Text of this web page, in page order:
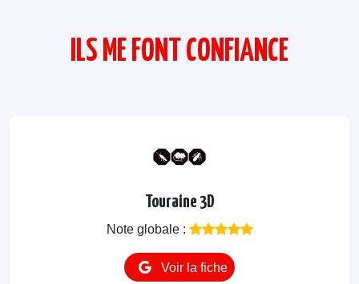
ILS ME FONT CONFIANCE
Touraine 3D
Note globale :
Voir la fiche